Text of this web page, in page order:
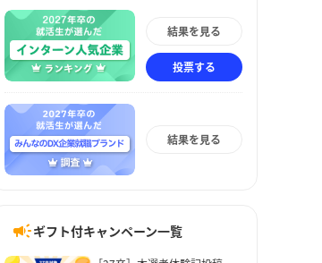
結果を見る
投票する
結果を見る
ギフト付キャンペーン一覧